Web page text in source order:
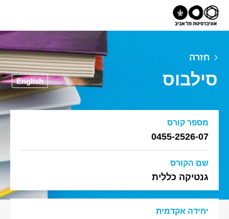
חזרה
סילבוס English
מספר קורס
0455-2526-07
שם הקורס
גנטיקה כללית
יחידה אקדמית